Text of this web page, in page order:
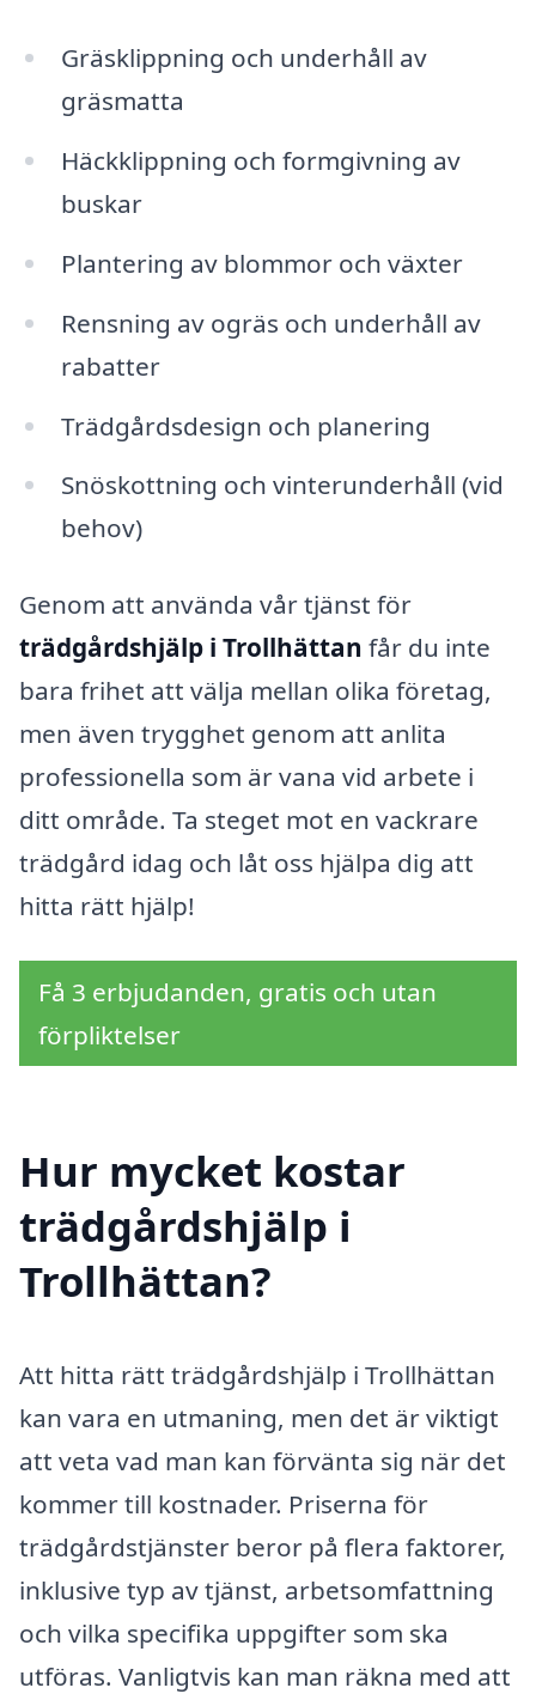
Gräsklippning och underhåll av
gräsmatta
Häckklippning och formgivning av
buskar
Plantering av blommor och växter
Rensning av ogräs och underhåll av
rabatter
Trädgårdsdesign och planering
Snöskottning och vinterunderhåll (vid
behov)
Genom att använda vår tjänst för
trädgårdshjälp i Trollhättan får du inte
bara frihet att välja mellan olika företag,
men även trygghet genom att anlita
professionella som är vana vid arbete i
ditt område. Ta steget mot en vackrare
trädgård idag och låt oss hjälpa dig att
hitta rätt hjälp!
Få 3 erbjudanden, gratis och utan
förpliktelser
Hur mycket kostar
trädgårdshjälp i
Trollhättan?
Att hitta rätt trädgårdshjälp i Trollhättan
kan vara en utmaning, men det är viktigt
att veta vad man kan förvänta sig när det
kommer till kostnader. Priserna för
trädgårdstjänster beror på flera faktorer,
inklusive typ av tjänst, arbetsomfattning
och vilka specifika uppgifter som ska
utföras. Vanligtvis kan man räkna med att